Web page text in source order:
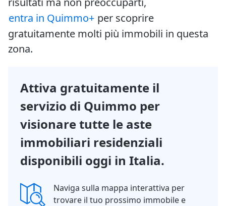
entra in Quimmo+ per scoprire
gratuitamente molti più immobili in questa
zona.
Attiva gratuitamente il
servizio di Quimmo per
visionare tutte le aste
immobiliari residenziali
disponibili oggi in Italia.
Naviga sulla mappa interattiva per
trovare il tuo prossimo immobile e